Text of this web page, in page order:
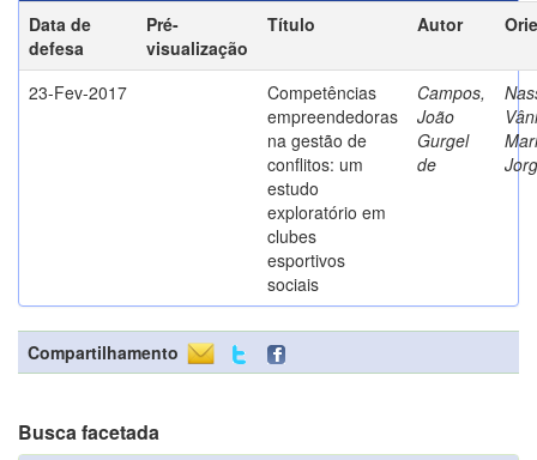
Data de
defesa
Pré-
visualização
Título Autor
23-Fev-2017
Competências
empreendedoras
na gestão de
conflitos: um
estudo
exploratório em
clubes
esportivos
sociais
Campos,
João
Gurgel
de
Compartilhamento
Busca facetada